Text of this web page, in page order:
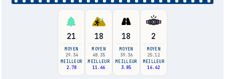
21
MOYEN
29.34
MEILLEUR
2.78
18
MOYEN
48.35
MEILLEUR
11.46
18
MOYEN
39.36
MEILLEUR
3.85
2
MOYEN
25.12
MEILLEUR
16.42